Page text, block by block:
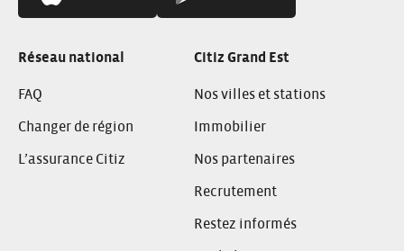
Réseau national
FAQ
Changer de région
L’assurance Citiz
Citiz Grand Est
Nos villes et stations
Immobilier
Nos partenaires
Recrutement
Restez informés